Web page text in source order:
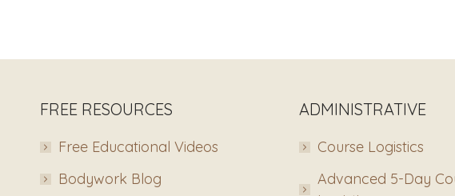
FREE RESOURCES
Free Educational Videos
Bodywork Blog
ADMINISTRATIVE
Course Logistics
Advanced 5-Day